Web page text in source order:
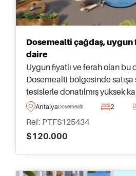
Dosemealti çağdaş, uygun
daire
Uygun fiyatlı ve ferah olan bu
Dosemealti bölgesinde satışa
tesislerle donatılmış yüksek
parçasıdır ve günlük ihtiyaçlar
AntalyaDosemealti 2
Ref: PTFS125434
$120.000